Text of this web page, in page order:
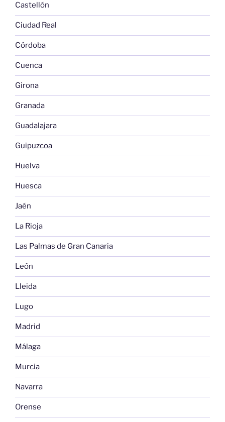
Castellón
Ciudad Real
Córdoba
Cuenca
Girona
Granada
Guadalajara
Guipuzcoa
Huelva
Huesca
Jaén
La Rioja
Las Palmas de Gran Canaria
León
Lleida
Lugo
Madrid
Málaga
Murcia
Navarra
Orense